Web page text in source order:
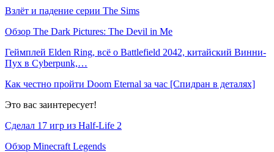
Взлёт и падение серии The Sims
Обзор The Dark Pictures: The Devil in Me
Геймплей Elden Ring, всё о Battlefield 2042, китайский Винни-
Пух в Cyberpunk,…
Как честно пройти Doom Eternal за час [Спидран в деталях]
Это вас заинтересует!
Сделал 17 игр из Half-Life 2
Обзор Minecraft Legends